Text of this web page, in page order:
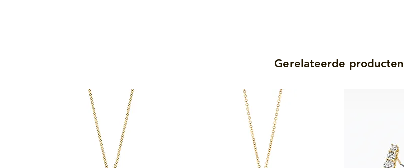
Gerelateerde producten